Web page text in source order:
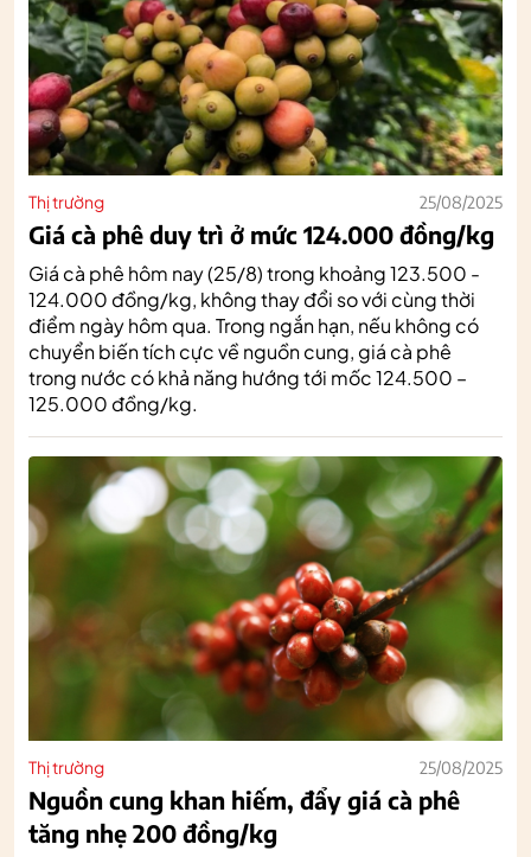
Thị trường 25/08/2025
Giá cà phê duy trì ở mức 124.000 đồng/kg
Giá cà phê hôm nay (25/8) trong khoảng 123.500 -
124.000 đồng/kg, không thay đổi so với cùng thời
điểm ngày hôm qua. Trong ngắn hạn, nếu không có
chuyển biến tích cực về nguồn cung, giá cà phê
trong nước có khả năng hướng tới mốc 124.500 –
125.000 đồng/kg.
Thị trường 25/08/2025
Nguồn cung khan hiếm, đẩy giá cà phê
tăng nhẹ 200 đồng/kg